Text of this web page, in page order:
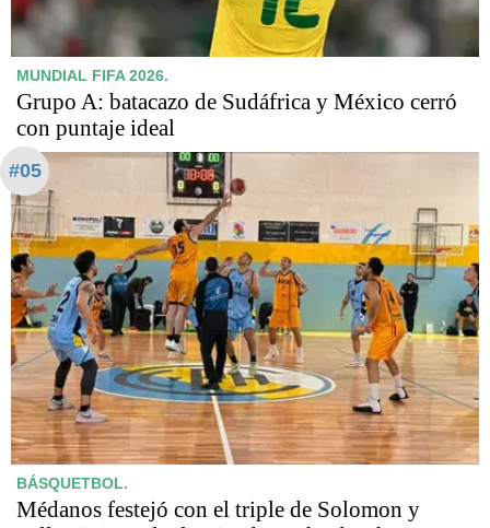
MUNDIAL FIFA 2026.
Grupo A: batacazo de Sudáfrica y México cerró
con puntaje ideal
#05
BÁSQUETBOL.
Médanos festejó con el triple de Solomon y